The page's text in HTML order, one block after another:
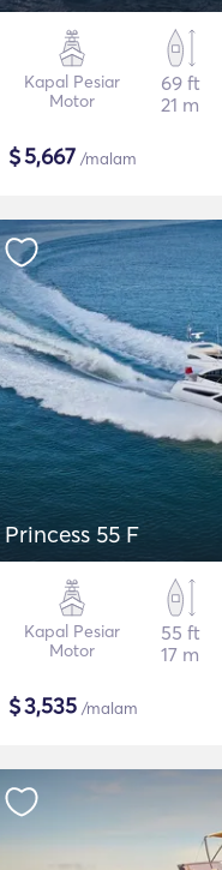
Kapal Pesiar
Motor
69 ft
21 m
$5,667 /malam
Princess 55 F
Kapal Pesiar
Motor
55 ft
17 m
$3,535 /malam